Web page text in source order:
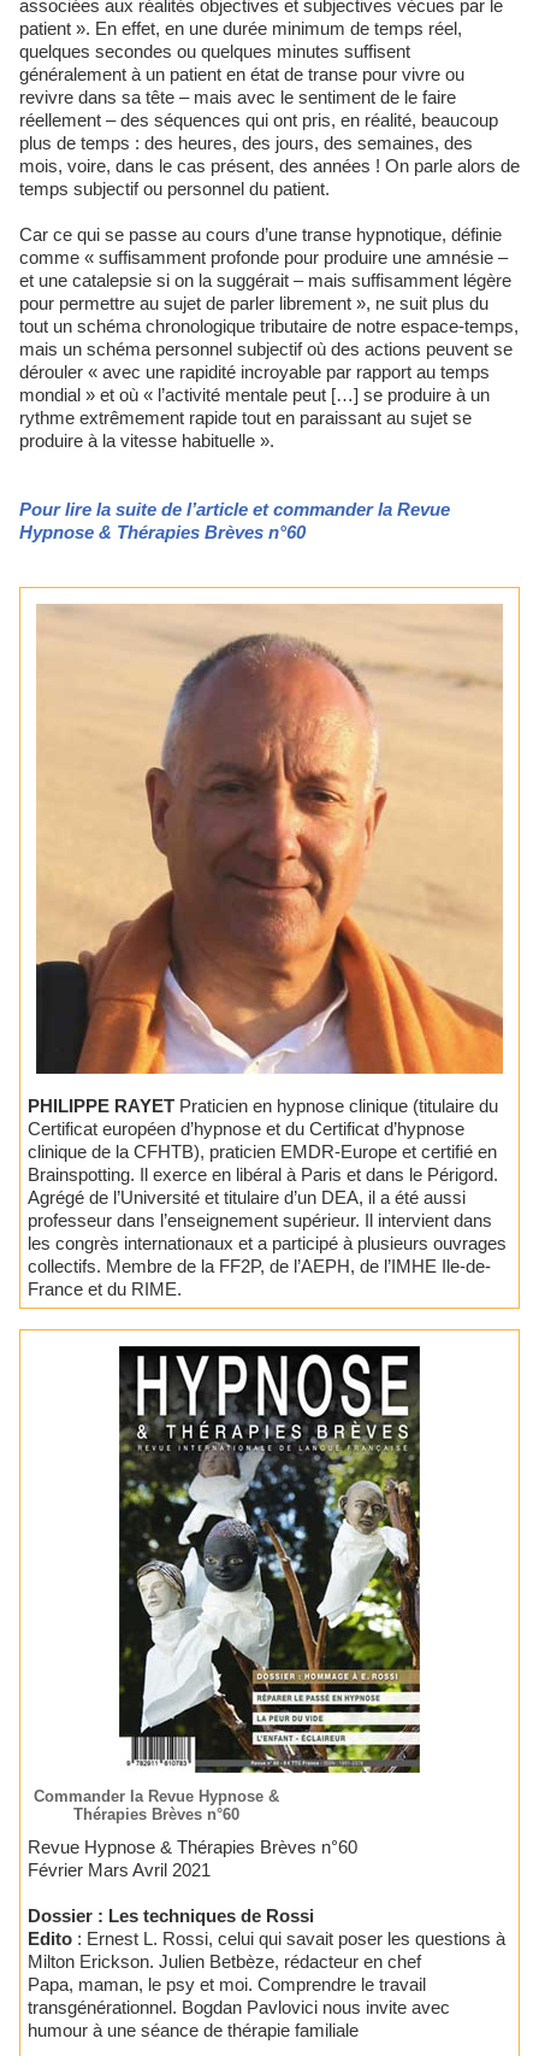
associées aux réalités objectives et subjectives vécues par le
patient ». En effet, en une durée minimum de temps réel,
quelques secondes ou quelques minutes suffisent
généralement à un patient en état de transe pour vivre ou
revivre dans sa tête – mais avec le sentiment de le faire
réellement – des séquences qui ont pris, en réalité, beaucoup
plus de temps : des heures, des jours, des semaines, des
mois, voire, dans le cas présent, des années ! On parle alors de
temps subjectif ou personnel du patient.
Car ce qui se passe au cours d’une transe hypnotique, définie
comme « suffisamment profonde pour produire une amnésie –
et une catalepsie si on la suggérait – mais suffisamment légère
pour permettre au sujet de parler librement », ne suit plus du
tout un schéma chronologique tributaire de notre espace-temps,
mais un schéma personnel subjectif où des actions peuvent se
dérouler « avec une rapidité incroyable par rapport au temps
mondial » et où « l’activité mentale peut […] se produire à un
rythme extrêmement rapide tout en paraissant au sujet se
produire à la vitesse habituelle ».
Pour lire la suite de l’article et commander la Revue
Hypnose & Thérapies Brèves n°60
PHILIPPE RAYET Praticien en hypnose clinique (titulaire du
Certificat européen d’hypnose et du Certificat d’hypnose
clinique de la CFHTB), praticien EMDR-Europe et certifié en
Brainspotting. Il exerce en libéral à Paris et dans le Périgord.
Agrégé de l’Université et titulaire d’un DEA, il a été aussi
professeur dans l’enseignement supérieur. Il intervient dans
les congrès internationaux et a participé à plusieurs ouvrages
collectifs. Membre de la FF2P, de l’AEPH, de l’IMHE Ile-de-
France et du RIME.
Commander la Revue Hypnose &
Thérapies Brèves n°60
Revue Hypnose & Thérapies Brèves n°60
Février Mars Avril 2021
Dossier : Les techniques de Rossi
Edito : Ernest L. Rossi, celui qui savait poser les questions à
Milton Erickson. Julien Betbèze, rédacteur en chef
Papa, maman, le psy et moi. Comprendre le travail
transgénérationnel. Bogdan Pavlovici nous invite avec
humour à une séance de thérapie familiale